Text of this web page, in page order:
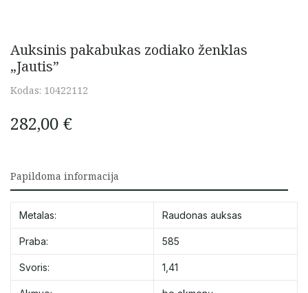
Auksinis pakabukas zodiako ženklas
„Jautis”
Kodas: 10422112
282,00 €
Papildoma informacija
Metalas: Raudonas auksas
Praba: 585
Svoris: 1,41